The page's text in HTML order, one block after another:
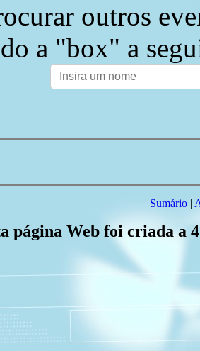
outros
a "box" a
Sumário |
página Web foi criada a